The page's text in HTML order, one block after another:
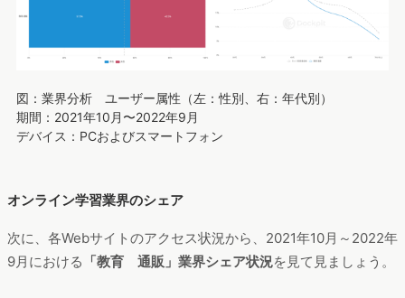
図：業界分析 ユーザー属性（左：性別、右：年代別）
期間：2021年10月〜2022年9月
デバイス：PCおよびスマートフォン
オンライン学習業界のシェア
次に、各Webサイトのアクセス状況から、2021年10月～2022年
9月における 「教育 通販」業界シェア状況を見て見ましょう。